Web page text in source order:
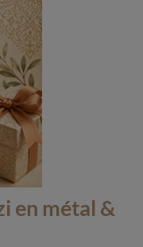
en métal &